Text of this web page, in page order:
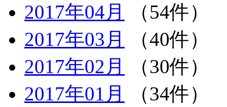
2017年04月
（54件）
2017年03月
（40件）
2017年02月
（30件）
2017年01月
（34件）